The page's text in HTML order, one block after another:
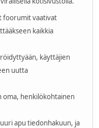
foorumit vaativat
kaikkia
käyttäjien
uutta
oma, henkilökohtainen
apu tiedonhakuun, ja